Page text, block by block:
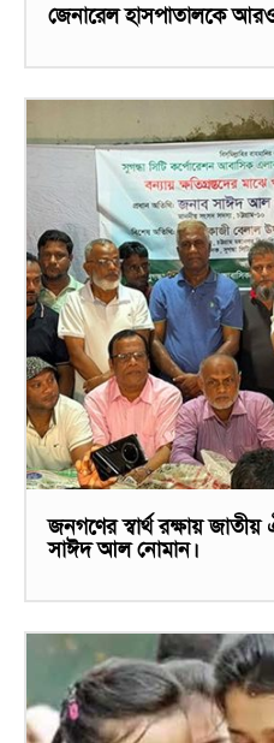
জেনারেল হাসপাতালকে
জনগণের স্বার্থ রক্ষায়
সাঈদ আল নোমান।